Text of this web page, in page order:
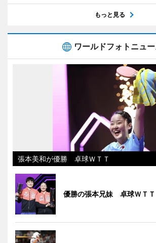
もっと見る
ワールドフォトニュ
張本美和が優勝 卓球ＷＴＴ
優勝の張本兄妹 卓球ＷＴＴ